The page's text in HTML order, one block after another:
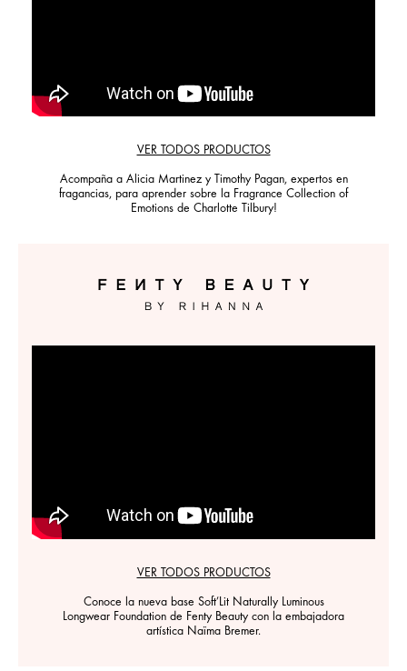
VER TODOS PRODUCTOS
Acompaña a Alicia Martinez y Timothy Pagan, expertos en
fragancias, para aprender sobre la Fragrance Collection of
Emotions de Charlotte Tilbury!
VER TODOS PRODUCTOS
Conoce la nueva base Soft’Lit Naturally Luminous
Longwear Foundation de Fenty Beauty con la embajadora
artística Naïma Bremer.